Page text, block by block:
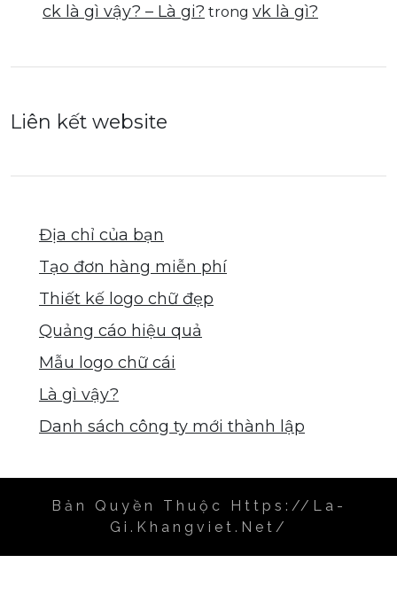
ck là gì vậy? – Là gi? trong vk là gì?
Liên kết website
Địa chỉ của bạn
Tạo đơn hàng miễn phí
Thiết kế logo chữ đẹp
Quảng cáo hiệu quả
Mẫu logo chữ cái
Là gì vậy?
Danh sách công ty mới thành lập
Bản Quyền Thuộc Https://la-
Gi.khangviet.net/